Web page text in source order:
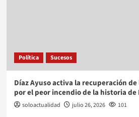
Política Sucesos
Díaz Ayuso activa la recuperación
por el peor incendio de la historia de
soloactualidad julio 26, 2026 101